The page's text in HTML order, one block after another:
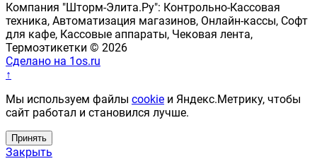
Компания "Шторм-Элита.Ру": Контрольно-Кассовая
техника, Автоматизация магазинов, Онлайн-кассы, Софт
для кафе, Кассовые аппараты, Чековая лента,
Термоэтикетки © 2026
Сделано на 1os.ru
↑
Мы используем файлы cookie и Яндекс.Метрику, чтобы
сайт работал и становился лучше.
Принять
Закрыть